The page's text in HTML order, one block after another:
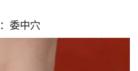
：委中穴